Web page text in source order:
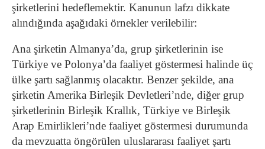
şirketlerini hedeflemektir. Kanunun lafzı dikkate
alındığında aşağıdaki örnekler verilebilir:
Ana şirketin Almanya’da, grup şirketlerinin ise
Türkiye ve Polonya’da faaliyet göstermesi halinde üç
ülke şartı sağlanmış olacaktır. Benzer şekilde, ana
şirketin Amerika Birleşik Devletleri’nde, diğer grup
şirketlerinin Birleşik Krallık, Türkiye ve Birleşik
Arap Emirlikleri’nde faaliyet göstermesi durumunda
da mevzuatta öngörülen uluslararası faaliyet şartı